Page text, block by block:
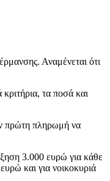
Αναμένεται ότι
τα ποσά και
πρώτη πληρωμή να
3.000 ευρώ για κάθε
και για νοικοκυριά